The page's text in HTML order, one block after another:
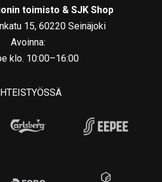
toimisto & SJK Shop
15, 60220 Seinäjoki
Avoinna:
klo. 10:00–16:00